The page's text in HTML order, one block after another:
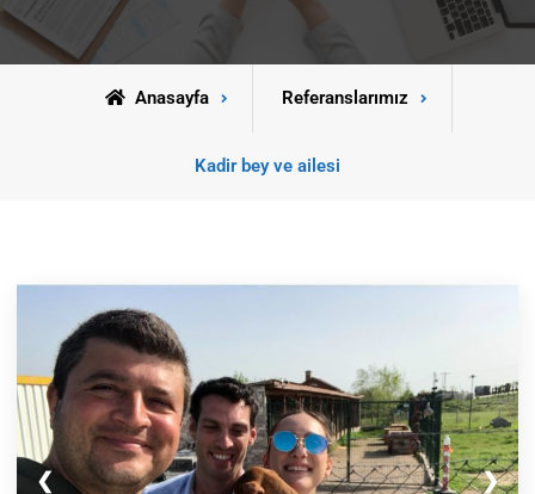
Anasayfa Referanslarımız
Kadir bey ve ailesi
❮ ❯